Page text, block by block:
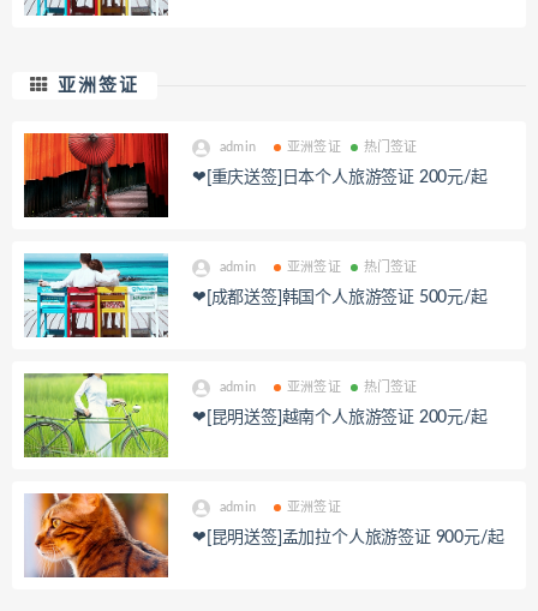
亚洲签证
admin 亚洲签证 热门签证
❤[重庆送签]日本个人旅游签证 200元/起
admin 亚洲签证 热门签证
❤[成都送签]韩国个人旅游签证 500元/起
admin 亚洲签证 热门签证
❤[昆明送签]越南个人旅游签证 200元/起
admin 亚洲签证
❤[昆明送签]孟加拉个人旅游签证 900元/起